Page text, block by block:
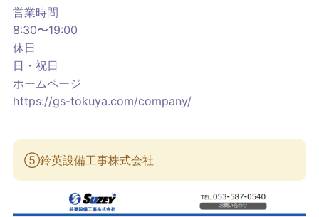
営業時間
8:30〜19:00
休日
日・祝日
ホームページ
https://gs-tokuya.com/company/
⑤鈴英設備工事株式会社